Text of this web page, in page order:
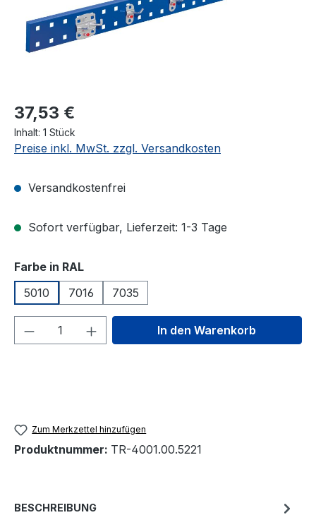
37,53 €
Inhalt: 1 Stück
Preise inkl. MwSt. zzgl. Versandkosten
Versandkostenfrei
Sofort verfügbar, Lieferzeit: 1-3 Tage
Farbe in RALauswählen
5010
7016 7035
Produkt Anzahl: Gib denIn den Warenkorb
Zum Merkzettel hinzufügen
Produktnummer: TR-4001.00.5221
BESCHREIBUNG